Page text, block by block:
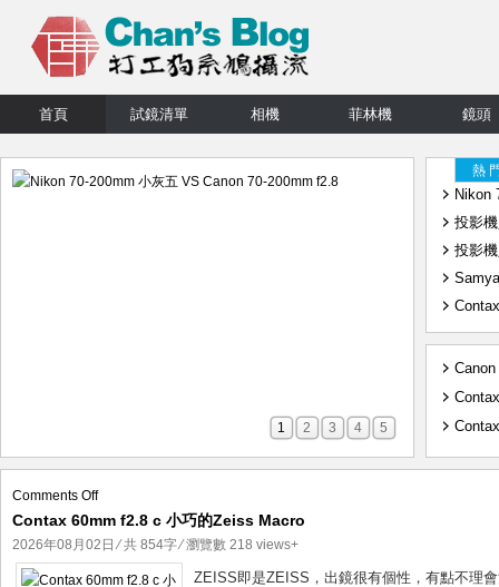
首頁 試鏡清單 相機 菲林機 鏡頭
1 2 3 4 5
熱
Nikon
投影
投影
Comments Offon
Contax
60mm
f2.8
Contax 60mm f2.8 c 小巧的Zeiss Macro
2026年08月02日 ⁄ 共 854字 ⁄ 瀏覽數 218 views+
ZEISS即是ZEISS，出鏡很有個性，有點不理